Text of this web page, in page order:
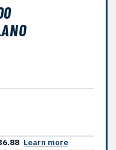
Learn more